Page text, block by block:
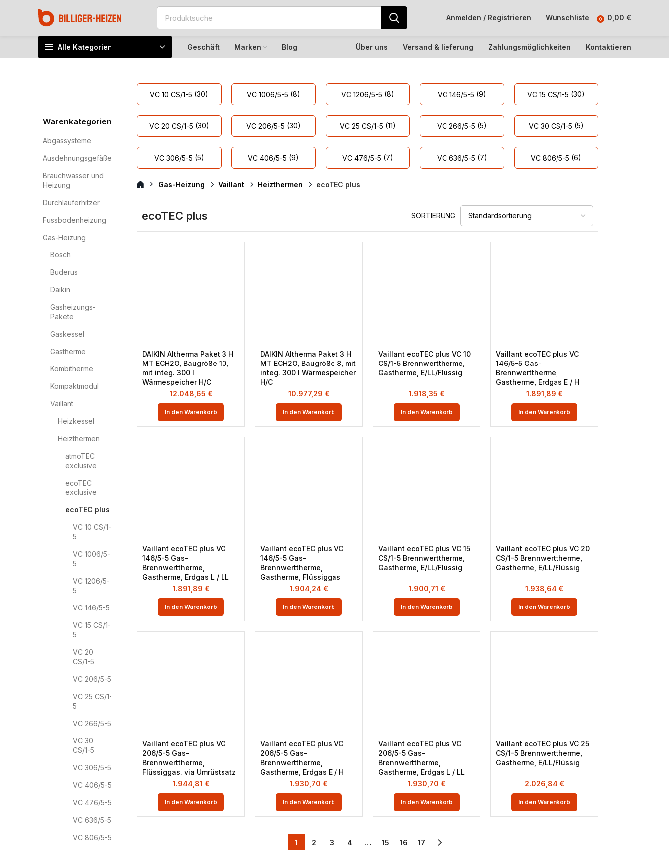
Anmelden / Registrieren Wunschliste 0 0,00 €
Alle Kategorien Geschäft Marken Blog Über uns Versand & lieferung Zahlungsmöglichkeiten Kontaktieren
Warenkategorien
Abgassysteme
Ausdehnungsgefäße
Brauchwasser und
Heizung
Durchlauferhitzer
Fussbodenheizung
Gas-Heizung
Bosch
Buderus
Daikin
Gasheizungs-
Pakete
Gaskessel
Gastherme
Kombitherme
Kompaktmodul
Vaillant
Heizkessel
Heizthermen
atmoTEC
exclusive
ecoTEC
exclusive
ecoTEC plus
VC 10 CS/1-
5
VC 1006/5-
5
VC 1206/5-
5
VC 146/5-5
VC 15 CS/1-
5
VC 20
CS/1-5
VC 206/5-5
VC 25 CS/1-
5
VC 266/5-5
VC 30
CS/1-5
VC 306/5-5
VC 406/5-5
VC 476/5-5
VC 636/5-5
VC 806/5-5
VC 10 CS/1-5 (30) VC 1006/5-5 (8) VC 1206/5-5 (8) VC 146/5-5 (9) VC 15 CS/1-5 (30)
VC 20 CS/1-5 (30) VC 206/5-5 (30) VC 25 CS/1-5 (11) VC 266/5-5 (5) VC 30 CS/1-5 (5)
VC 306/5-5 (5) VC 406/5-5 (9) VC 476/5-5 (7) VC 636/5-5 (7) VC 806/5-5 (6)
Gas-Heizung Vaillant Heizthermen ecoTEC plus
ecoTEC plus SORTIERUNG
DAIKIN Altherma Paket 3 H
MT ECH2O, Baugröße 10,
mit integ. 300 l
Wärmespeicher H/C
12.048,65 €
In den Warenkorb
DAIKIN Altherma Paket 3 H
MT ECH2O, Baugröße 8, mit
integ. 300 l Wärmespeicher
H/C
10.977,29 €
In den Warenkorb
Vaillant ecoTEC plus VC 10
CS/1-5 Brennwerttherme,
Gastherme, E/LL/Flüssig
1.918,35 €
In den Warenkorb
Vaillant ecoTEC plus VC
146/5-5 Gas-
Brennwerttherme,
Gastherme, Erdgas E / H
1.891,89 €
In den Warenkorb
Vaillant ecoTEC plus VC
146/5-5 Gas-
Brennwerttherme,
Gastherme, Erdgas L / LL
1.891,89 €
In den Warenkorb
Vaillant ecoTEC plus VC
146/5-5 Gas-
Brennwerttherme,
Gastherme, Flüssiggas
1.904,24 €
In den Warenkorb
Vaillant ecoTEC plus VC 15
CS/1-5 Brennwerttherme,
Gastherme, E/LL/Flüssig
1.900,71 €
In den Warenkorb
Vaillant ecoTEC plus VC 20
CS/1-5 Brennwerttherme,
Gastherme, E/LL/Flüssig
1.938,64 €
In den Warenkorb
Vaillant ecoTEC plus VC
206/5-5 Gas-
Brennwerttherme,
Flüssiggas. via Umrüstsatz
1.944,81 €
In den Warenkorb
Vaillant ecoTEC plus VC
206/5-5 Gas-
Brennwerttherme,
Gastherme, Erdgas E / H
1.930,70 €
In den Warenkorb
Vaillant ecoTEC plus VC
206/5-5 Gas-
Brennwerttherme,
Gastherme, Erdgas L / LL
1.930,70 €
In den Warenkorb
Vaillant ecoTEC plus VC 25
CS/1-5 Brennwerttherme,
Gastherme, E/LL/Flüssig
2.026,84 €
In den Warenkorb
1 2 3 4 … 15 16 17